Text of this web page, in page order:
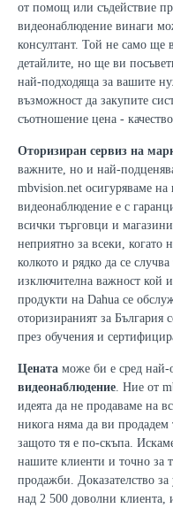
от помощ или съдействие
видеонаблюдение винаги
консултант. Той не само ще
детайлите, но ще ви
най-подходяща за вашите
възможност да закупите
съотношение цена -
Оторизиран сервиз на
важните, но и най-
mbvision.net осигуряваме
видеонаблюдение е с
всички търговци и
неприятно за всеки, когато
колкото и рядко да се
изключителна важност кой
продукти на Dahua се
оторизираният за България
през обучения и
Цената може би е сред най-
видеонаблюдение. Ние от
идеята да не продаваме на
никога няма да ви продадем
защото тя е по-скъпа.
нашите клиенти и точно за
продажби. Доказателство
над 2 500 доволни клиента,